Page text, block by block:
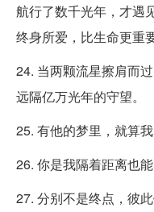
航行了数千光年，才遇
终身所爱，比生命更重
24. 当两颗流星擦肩而
远隔亿万光年的守望。
25. 有他的梦里，就算
26. 你是我隔着距离也能
27. 分别不是终点，彼